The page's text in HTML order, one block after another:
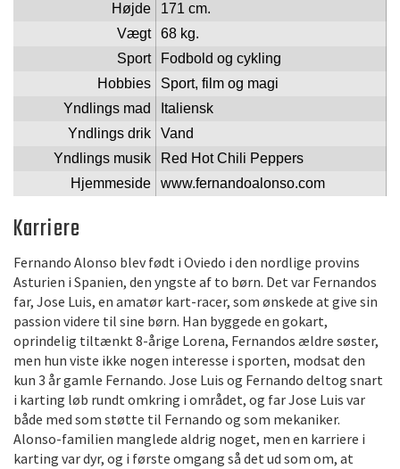
Højde
171 cm.
Vægt
68 kg.
Sport
Fodbold og cykling
Hobbies
Sport, film og magi
Yndlings mad
Italiensk
Yndlings drik
Vand
Yndlings musik
Red Hot Chili Peppers
Hjemmeside
www.fernandoalonso.com
Karriere
Fernando Alonso blev født i Oviedo i den nordlige provins
Asturien i Spanien, den yngste af to børn. Det var Fernandos
far, Jose Luis, en amatør kart-racer, som ønskede at give sin
passion videre til sine børn. Han byggede en gokart,
oprindelig tiltænkt 8-årige Lorena, Fernandos ældre søster,
men hun viste ikke nogen interesse i sporten, modsat den
kun 3 år gamle Fernando. Jose Luis og Fernando deltog snart
i karting løb rundt omkring i området, og far Jose Luis var
både med som støtte til Fernando og som mekaniker.
Alonso-familien manglede aldrig noget, men en karriere i
karting var dyr, og i første omgang så det ud som om, at